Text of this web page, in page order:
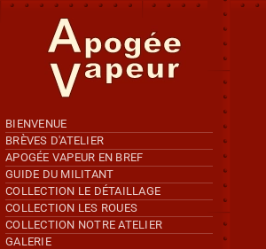
Accéder au contenu principal
BIENVENUE
BRÈVES D'ATELIER
APOGÉE VAPEUR EN BREF
GUIDE DU MILITANT
COLLECTION LE DÉTAILLAGE
COLLECTION LES ROUES
COLLECTION NOTRE ATELIER
GALERIE